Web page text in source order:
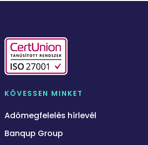
KÖVESSEN MINKET
Adómegfelelés hírlevél
Banqup Group